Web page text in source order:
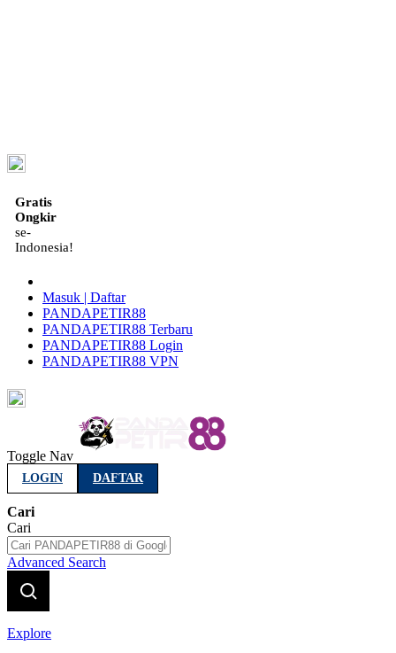
Gratis
Ongkir
se-
Indonesia!
Masuk | Daftar
PANDAPETIR88
PANDAPETIR88 Terbaru
PANDAPETIR88 Login
PANDAPETIR88 VPN
Toggle Nav
LOGIN DAFTAR
Cari
Cari
Advanced Search
Explore